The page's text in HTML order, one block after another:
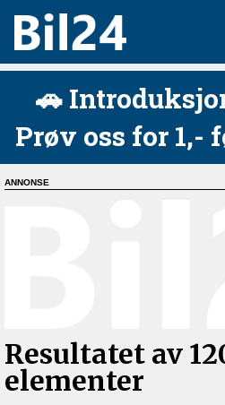
🚗
Prøv oss for 1,-
Resultatet av
elementer